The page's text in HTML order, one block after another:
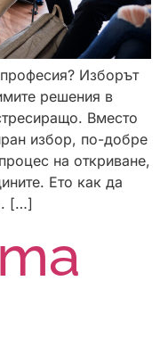
Изборът
решения в
Вместо
избор, по-добре
на откриване,
Ето как да
[…]